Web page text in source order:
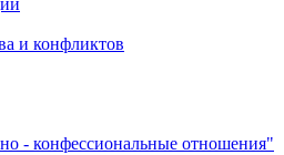
и конфликтов
- конфессиональные отношения"